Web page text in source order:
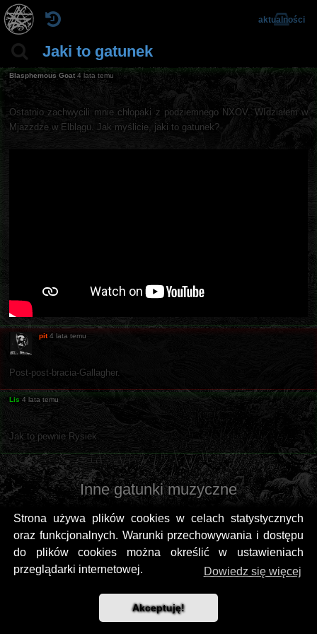
Strona używa plików cookies w celach statystycznych
oraz funkcjonalnych. Warunki przechowywania i dostępu
do plików cookies można określić w ustawieniach
przeglądarki internetowej.
Dowiedz się więcej
Akceptuję!
Jaki to gatunek
aktualności
Blasphemous Goat 4 lata temu
Ostatnio zachwycili mnie chłopaki z podziemnego NXOV. WIdziałem w
Mjazzdze w Elblągu. Jak myślicie, jaki to gatunek?
pit 4 lata temu
Post-post-bracia-Gallagher.
Lis 4 lata temu
Jak to pewnie Rysiek.
Inne gatunki muzyczne